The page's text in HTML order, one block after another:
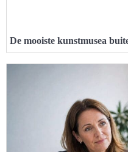
De mooiste kunstmusea